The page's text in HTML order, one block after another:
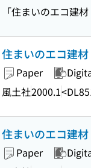
「住まいのエコ建
住まいのエコ建
Paper
風土社2000.1
住まいのエコ建
Paper